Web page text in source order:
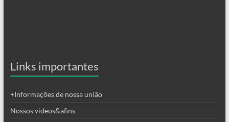
Links importantes
+Informações de nossa união
Nossos videos&afins